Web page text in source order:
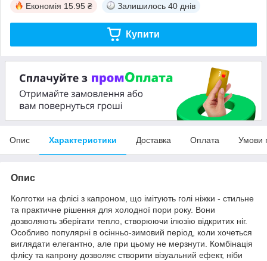
Економія 15.95 ₴ Залишилось 40 днів
Купити
Опис Характеристики Доставка Оплата Умови
Опис
Колготки на флісі з капроном, що імітують голі ніжки - стильне
та практичне рішення для холодної пори року. Вони
дозволяють зберігати тепло, створюючи ілюзію відкритих ніг.
Особливо популярні в осінньо-зимовий період, коли хочеться
виглядати елегантно, але при цьому не мерзнути. Комбінація
флісу та капрону дозволяє створити візуальний ефект, ніби